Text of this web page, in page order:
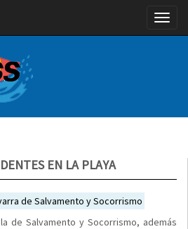
EN LA PLAYA
de Salvamento y Socorrismo
de Salvamento y Socorrismo, además